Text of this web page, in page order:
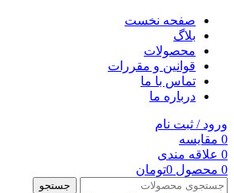
صفحه نخست
بلاگ
محصولات
قوانین و مقررات
تماس با ما
درباره ما
ورود / ثبت نام
0 مقایسه
0 علاقه مندی
0 محصول 0تومان
جستجو